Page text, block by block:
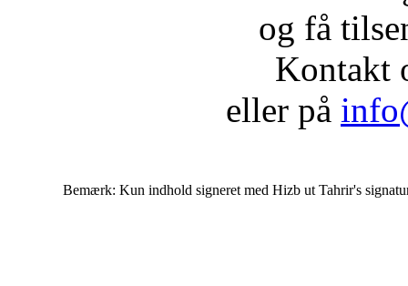
og få
Kontakt
eller på
Bemærk: Kun indhold signeret med Hizb ut Tahrir's